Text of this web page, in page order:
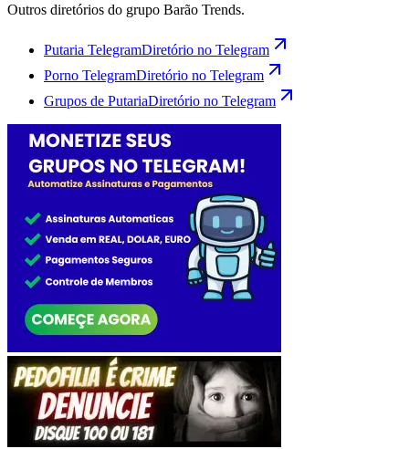
Outros diretórios do grupo Barão Trends.
Putaria TelegramDiretório no Telegram
Porno TelegramDiretório no Telegram
Grupos de PutariaDiretório no Telegram